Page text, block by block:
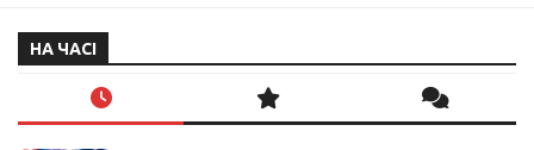
НА ЧАСІ